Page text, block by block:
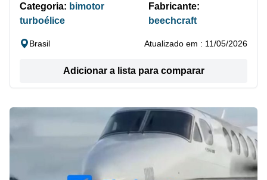
Categoria: bimotor
turboélice
Fabricante:
beechcraft
Brasil Atualizado em : 11/05/2026
Adicionar a lista para comparar